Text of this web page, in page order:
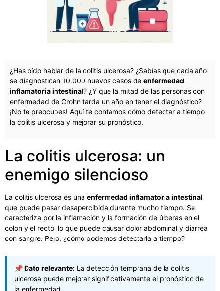
¿Has oído hablar de la colitis ulcerosa? ¿Sabías que cada año
se diagnostican 10.000 nuevos casos de enfermedad
inflamatoria intestinal? ¿Y que la mitad de las personas con
enfermedad de Crohn tarda un año en tener el diagnóstico?
¡No te preocupes! Aquí te contamos cómo detectar a tiempo
la colitis ulcerosa y mejorar su pronóstico.
La colitis ulcerosa: un
enemigo silencioso
La colitis ulcerosa es una enfermedad inflamatoria intestinal
que puede pasar desapercibida durante mucho tiempo. Se
caracteriza por la inflamación y la formación de úlceras en el
colon y el recto, lo que puede causar dolor abdominal y diarrea
con sangre. Pero, ¿cómo podemos detectarla a tiempo?
📌 Dato relevante: La detección temprana de la colitis
ulcerosa puede mejorar significativamente el pronóstico de
la enfermedad.